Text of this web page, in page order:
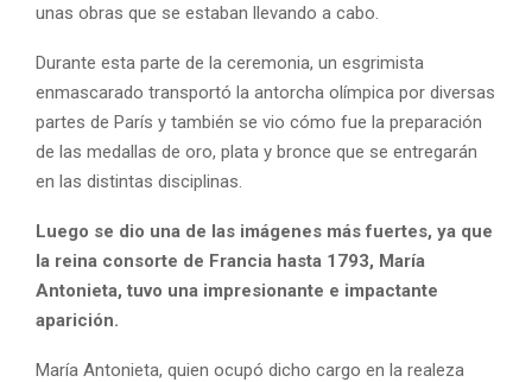
unas obras que se estaban llevando a cabo.
Durante esta parte de la ceremonia, un esgrimista
enmascarado transportó la antorcha olímpica por diversas
partes de París y también se vio cómo fue la preparación
de las medallas de oro, plata y bronce que se entregarán
en las distintas disciplinas.
Luego se dio una de las imágenes más fuertes, ya que
la reina consorte de Francia hasta 1793, María
Antonieta, tuvo una impresionante e impactante
aparición.
María Antonieta, quien ocupó dicho cargo en la realeza